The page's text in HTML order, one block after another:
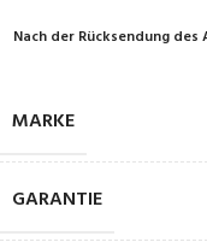
Nach der Rücksendung
MARKE
GARANTIE